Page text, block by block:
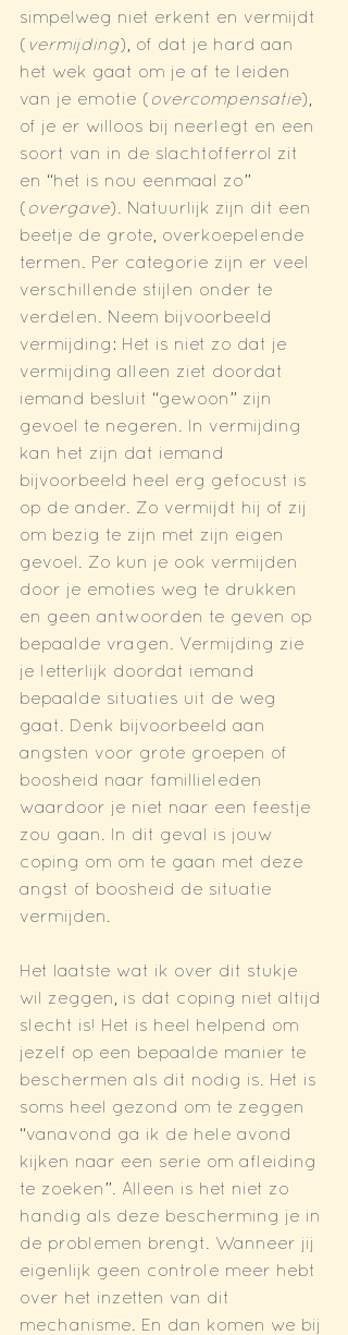
simpelweg niet erkent en vermijdt
( vermijding ), of dat je hard aan
het wek gaat om je af te leiden
van je emotie ( overcompensatie ),
of je er willoos bij neerlegt en een
soort van in de slachtofferrol zit
en “het is nou eenmaal zo”
( overgave ). Natuurlijk zijn dit een
beetje de grote, overkoepelende
termen. Per categorie zijn er veel
verschillende stijlen onder te
verdelen. Neem bijvoorbeeld
vermijding: Het is niet zo dat je
vermijding alleen ziet doordat
iemand besluit “gewoon” zijn
gevoel te negeren. In vermijding
kan het zijn dat iemand
bijvoorbeeld heel erg gefocust is
op de ander. Zo vermijdt hij of zij
om bezig te zijn met zijn eigen
gevoel. Zo kun je ook vermijden
door je emoties weg te drukken
en geen antwoorden te geven op
bepaalde vragen. Vermijding zie
je letterlijk doordat iemand
bepaalde situaties uit de weg
gaat. Denk bijvoorbeeld aan
angsten voor grote groepen of
boosheid naar famillieleden
waardoor je niet naar een feestje
zou gaan. In dit geval is jouw
coping om om te gaan met deze
angst of boosheid de situatie
vermijden.
Het laatste wat ik over dit stukje
wil zeggen, is dat coping niet altijd
slecht is! Het is heel helpend om
jezelf op een bepaalde manier te
beschermen als dit nodig is. Het is
soms heel gezond om te zeggen
“vanavond ga ik de hele avond
kijken naar een serie om afleiding
te zoeken”. Alleen is het niet zo
handig als deze bescherming je in
de problemen brengt. Wanneer jij
eigenlijk geen controle meer hebt
over het inzetten van dit
mechanisme. En dan komen we bij